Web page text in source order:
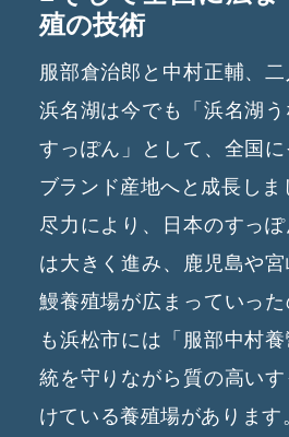
殖の技術
服部倉治郎と中村正輔、二
浜名湖は今でも「浜名湖
すっぽん」として、全国
ブランド産地へと成長しま
尽力により、日本のすっ
は大きく進み、鹿児島や
鰻養殖場が広まっていっ
も浜松市には「服部中村
統を守りながら質の高い
けている養殖場があります